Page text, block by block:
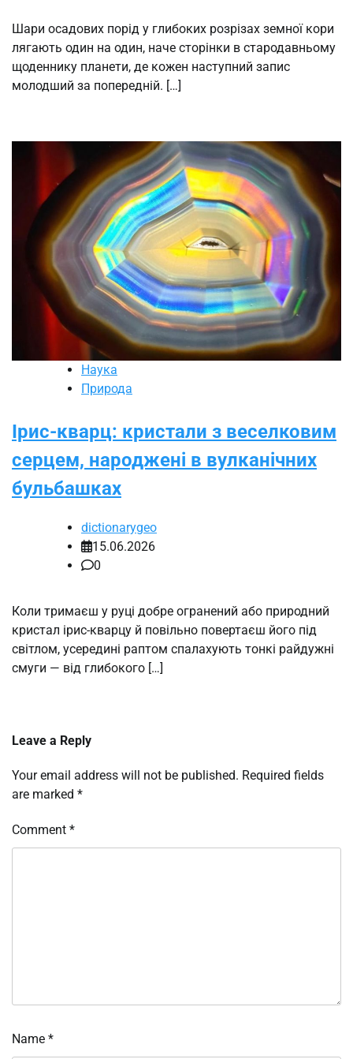
Шари осадових порід у глибоких розрізах земної кори
лягають один на один, наче сторінки в стародавньому
щоденнику планети, де кожен наступний запис
молодший за попередній. […]
Наука
Природа
Ірис-кварц: кристали з веселковим
серцем, народжені в вулканічних
бульбашках
dictionarygeo
15.06.2026
0
Коли тримаєш у руці добре огранений або природний
кристал ірис-кварцу й повільно повертаєш його під
світлом, усередині раптом спалахують тонкі райдужні
смуги — від глибокого […]
Leave a Reply
Your email address will not be published. Required fields
are marked *
Comment *
Name *